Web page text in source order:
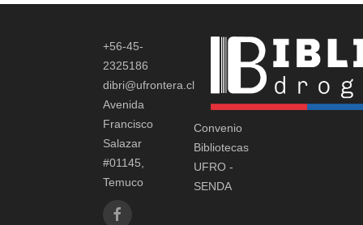
+56-45-
2325186
dibri@ufrontera.cl
Avenida
Francisco
Salazar
#01145,
Temuco
Convenio
Bibliotecas
UFRO -
SENDA